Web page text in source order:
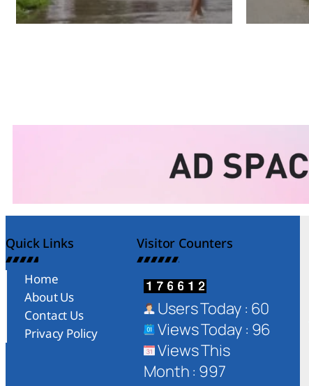
Amit Lekh
Quick Links
Home
About Us
Contact Us
Privacy Policy
Visitor Counters
Users Today : 60
Views Today : 96
Views This
Month : 997